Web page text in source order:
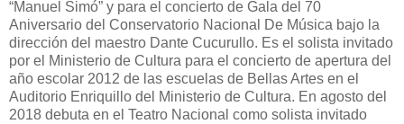
“Manuel Simó” y para el concierto de Gala del 70
Aniversario del Conservatorio Nacional De Música bajo la
dirección del maestro Dante Cucurullo. Es el solista invitado
por el Ministerio de Cultura para el concierto de apertura del
año escolar 2012 de las escuelas de Bellas Artes en el
Auditorio Enriquillo del Ministerio de Cultura. En agosto del
2018 debuta en el Teatro Nacional como solista invitado